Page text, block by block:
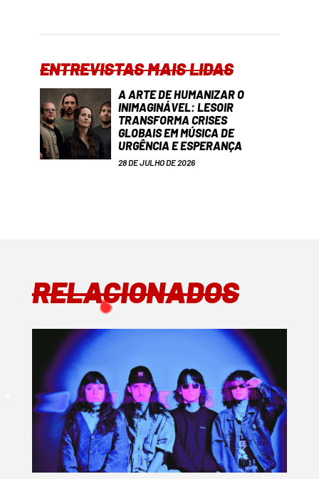
ENTREVISTAS MAIS LIDAS
A ARTE DE HUMANIZAR O
INIMAGINÁVEL: LESOIR
TRANSFORMA CRISES
GLOBAIS EM MÚSICA DE
URGÊNCIA E ESPERANÇA
28 DE JULHO DE 2026
RELACIONADOS